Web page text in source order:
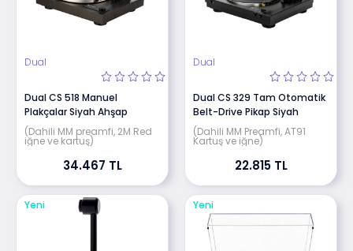
Dual
Dual CS 518 Manuel
Plakçalar Siyah Ahşap
(Dahili MM preamfi, 2M Red
iğne ve kartuş)
34.467 TL
Dual
Dual CS 329 Tam Otomatik
Belt-Drive Pikap Siyah
(Dahili MM Preamfi, AT91
Kartuş ve iğne)
22.815 TL
Yeni Yeni